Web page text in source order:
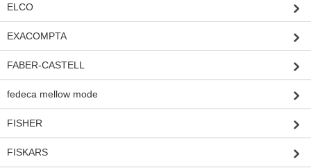
ELCO
EXACOMPTA
FABER-CASTELL
fedeca mellow mode
FISHER
FISKARS